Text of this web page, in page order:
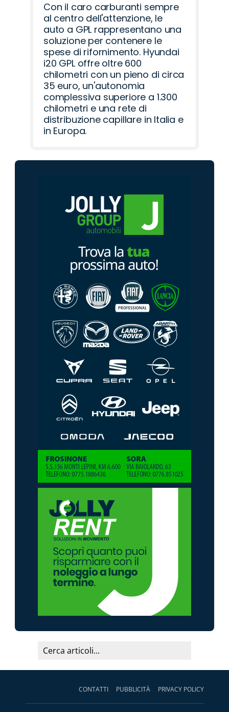
Con il caro carburanti sempre
al centro dell'attenzione, le
auto a GPL rappresentano una
soluzione per contenere le
spese di rifornimento. Hyundai
i20 GPL offre oltre 600
chilometri con un pieno di circa
35 euro, un'autonomia
complessiva superiore a 1.300
chilometri e una rete di
distribuzione capillare in Italia e
in Europa.
CONTATTI PUBBLICITÀ PRIVACY POLICY